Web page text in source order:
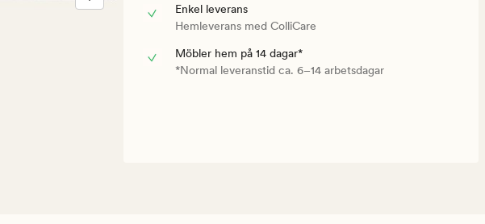
Enkel leverans
Hemleverans med ColliCare
Möbler hem på 14 dagar*
*Normal leveranstid ca. 6–14 arbetsdagar